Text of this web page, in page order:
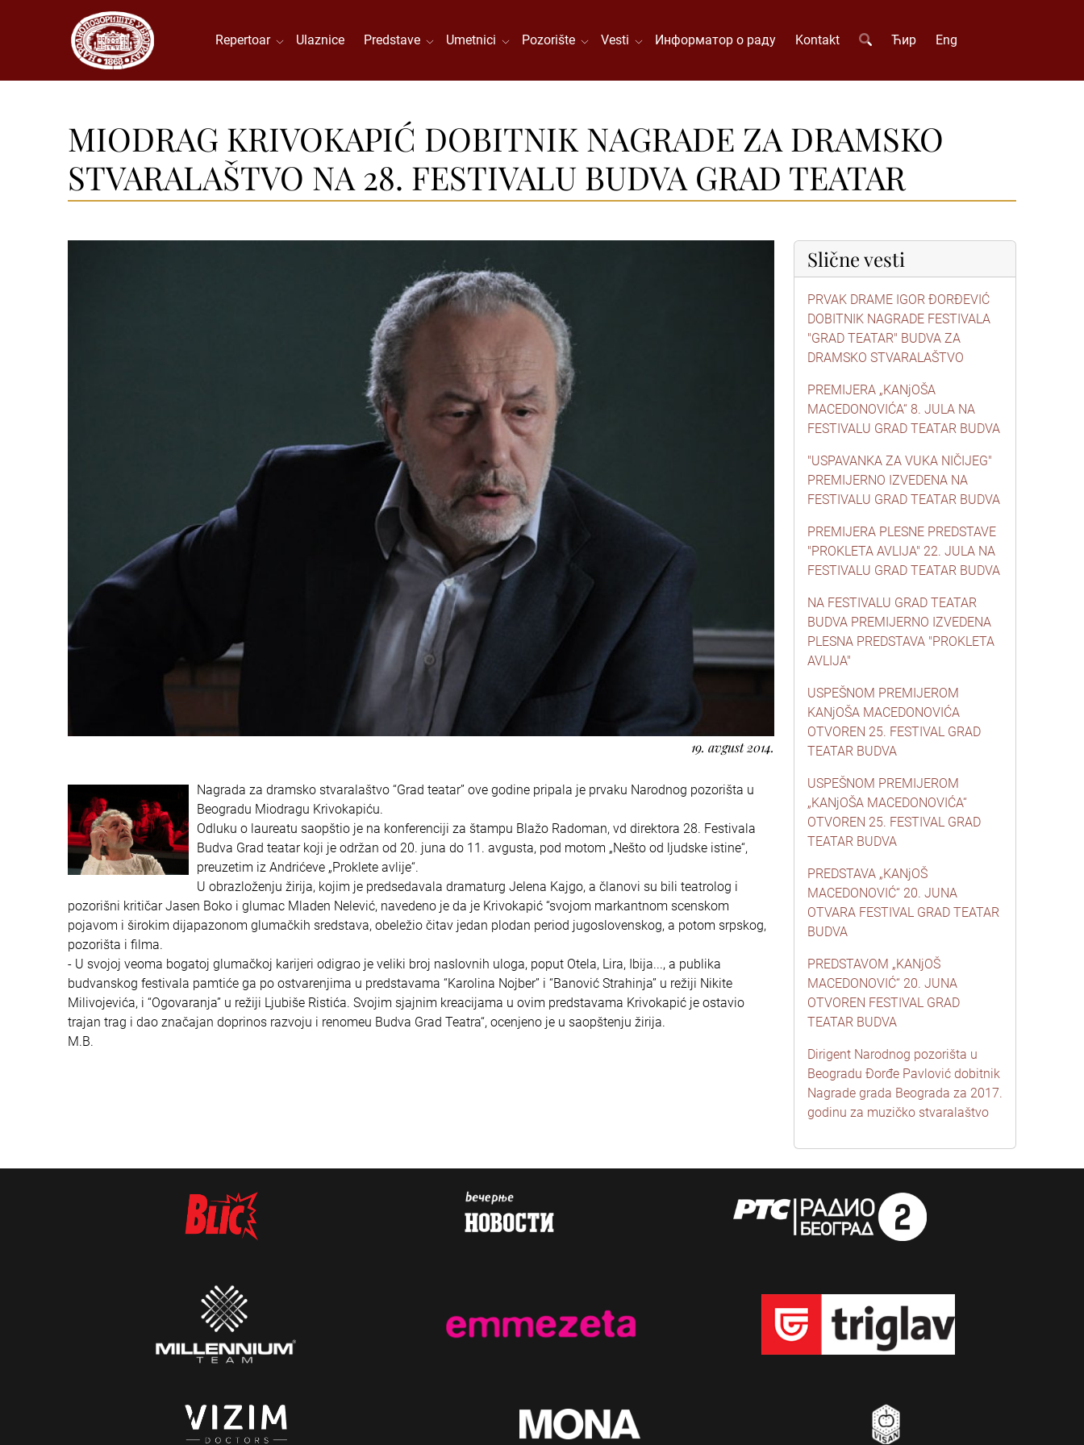
Repertoar Ulaznice Predstave Umetnici Pozorište Vesti Информатор о раду Kontakt Ћир Eng
MIODRAG KRIVOKAPIĆ DOBITNIK NAGRADE ZA DRAMSKO
STVARALAŠTVO NA 28. FESTIVALU BUDVA GRAD TEATAR
19. avgust 2014.
Nagrada za dramsko stvaralaštvo “Grad teatar” ove godine pripala je prvaku Narodnog pozorišta u
Beogradu Miodragu Krivokapiću.
Odluku o laureatu saopštio je na konferenciji za štampu Blažo Radoman, vd direktora 28. Festivala
Budva Grad teatar koji je održan od 20. juna do 11. avgusta, pod motom „Nešto od ljudske istine“,
preuzetim iz Andrićeve „Proklete avlije“.
U obrazloženju žirija, kojim je predsedavala dramaturg Jelena Kajgo, a članovi su bili teatrolog i
pozorišni kritičar Jasen Boko i glumac Mladen Nelević, navedeno je da je Krivokapić “svojom markantnom scenskom
pojavom i širokim dijapazonom glumačkih sredstava, obeležio čitav jedan plodan period jugoslovenskog, a potom srpskog,
pozorišta i filma.
- U svojoj veoma bogatoj glumačkoj karijeri odigrao je veliki broj naslovnih uloga, poput Otela, Lira, Ibija..., a publika
budvanskog festivala pamtiće ga po ostvarenjima u predstavama “Karolina Nojber” i “Banović Strahinja” u režiji Nikite
Milivojevića, i “Ogovaranja” u režiji Ljubiše Ristića. Svojim sjajnim kreacijama u ovim predstavama Krivokapić je ostavio
trajan trag i dao značajan doprinos razvoju i renomeu Budva Grad Teatra“, ocenjeno je u saopštenju žirija.
M.B.
Slične vesti
PRVAK DRAME IGOR ĐORĐEVIĆ
DOBITNIK NAGRADE FESTIVALA
"GRAD TEATAR" BUDVA ZA
DRAMSKO STVARALAŠTVO
PREMIJERA „KANjOŠA
MACEDONOVIĆA“ 8. JULA NA
FESTIVALU GRAD TEATAR BUDVA
"USPAVANKA ZA VUKA NIČIJEG"
PREMIJERNO IZVEDENA NA
FESTIVALU GRAD TEATAR BUDVA
PREMIJERA PLESNE PREDSTAVE
"PROKLETA AVLIJA" 22. JULA NA
FESTIVALU GRAD TEATAR BUDVA
NA FESTIVALU GRAD TEATAR
BUDVA PREMIJERNO IZVEDENA
PLESNA PREDSTAVA "PROKLETA
AVLIJA"
USPEŠNOM PREMIJEROM
KANjOŠA MACEDONOVIĆA
OTVOREN 25. FESTIVAL GRAD
TEATAR BUDVA
USPEŠNOM PREMIJEROM
„KANjOŠA MACEDONOVIĆA“
OTVOREN 25. FESTIVAL GRAD
TEATAR BUDVA
PREDSTAVA „KANjOŠ
MACEDONOVIĆ“ 20. JUNA
OTVARA FESTIVAL GRAD TEATAR
BUDVA
PREDSTAVOM „KANjOŠ
MACEDONOVIĆ“ 20. JUNA
OTVOREN FESTIVAL GRAD
TEATAR BUDVA
Dirigent Narodnog pozorišta u
Beogradu Đorđe Pavlović dobitnik
Nagrade grada Beograda za 2017.
godinu za muzičko stvaralaštvo